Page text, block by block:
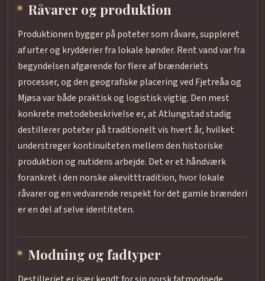
Råvarer og produktion
Produktionen bygger på poteter som råvare, suppleret
af urter og krydderier fra lokale bønder. Rent vand var fra
begyndelsen afgørende for flere af brænderiets
processer, og den geografiske placering ved Fjetreåa og
Mjøsa var både praktisk og logistisk vigtig. Den mest
konkrete metodebeskrivelse er, at Atlungstad stadig
destillerer poteter på traditionelt vis hvert år, hvilket
understreger kontinuiteten mellem den historiske
produktion og nutidens arbejde. Det er et håndværk
forankret i den norske akevitttradition, hvor lokale
råvarer og en vedvarende respekt for det gamle brænderi
er en del af selve identiteten.
Modning og fadtyper